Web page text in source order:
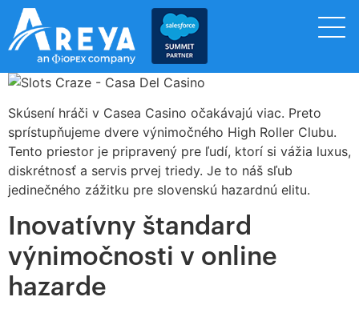
Skúsení hráči v Casea Casino očakávajú viac. Preto
sprístupňujeme dvere výnimočného High Roller Clubu.
Tento priestor je pripravený pre ľudí, ktorí si vážia luxus,
diskrétnosť a servis prvej triedy. Je to náš sľub
jedinečného zážitku pre slovenskú hazardnú elitu.
Inovatívny štandard
výnimočnosti v online
hazarde